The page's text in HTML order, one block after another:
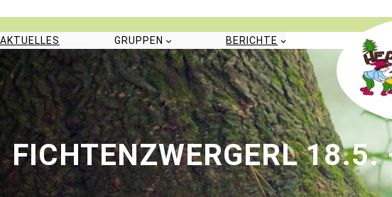
springen
AKTUELLES GRUPPEN BERICHTE
FICHTENZWERGERL